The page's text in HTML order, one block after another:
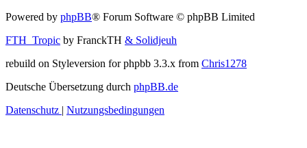
Powered by phpBB® Forum Software © phpBB Limited
FTH_Tropic by FranckTH & Solidjeuh
rebuild on Styleversion for phpbb 3.3.x from Chris1278
Deutsche Übersetzung durch phpBB.de
Datenschutz | Nutzungsbedingungen